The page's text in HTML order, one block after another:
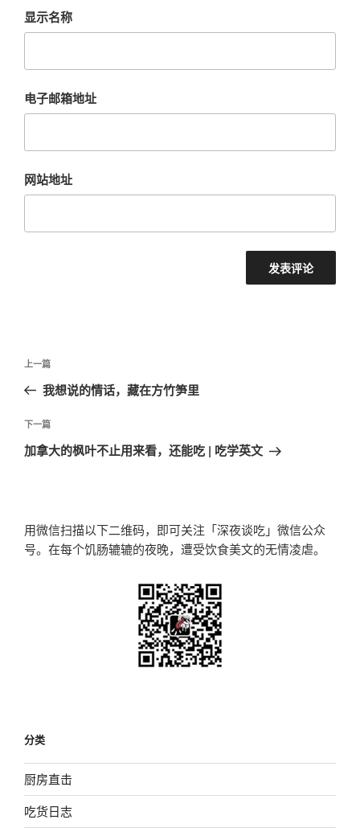
显示名称
电子邮箱地址
网站地址
文
导
航
上
一
文
章
上一篇
我想说的情话，藏在方竹笋里
下
一
下一篇
加拿大的枫叶不止用来看，还能吃 | 吃学英文
用微信扫描以下二维码，即可关注「深夜谈吃」微信公众
号。在每个饥肠辘辘的夜晚，遭受饮食美文的无情凌虐。
分类
厨房直击
吃货日志